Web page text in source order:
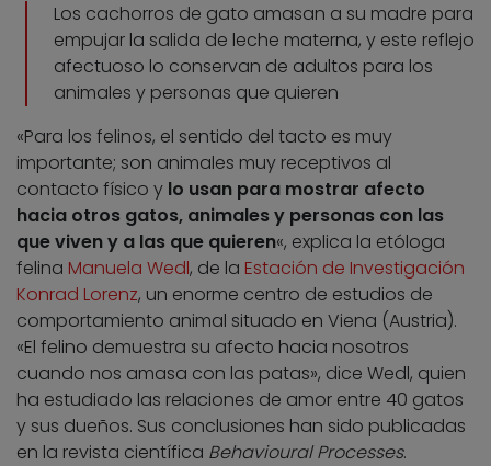
Los cachorros de gato amasan a su madre para
empujar la salida de leche materna, y este reflejo
afectuoso lo conservan de adultos para los
animales y personas que quieren
«Para los felinos, el sentido del tacto es muy
importante; son animales muy receptivos al
contacto físico y lo usan para mostrar afecto
hacia otros gatos, animales y personas con las
que viven y a las que quieren«, explica la etóloga
felina Manuela Wedl, de la Estación de Investigación
Konrad Lorenz, un enorme centro de estudios de
comportamiento animal situado en Viena (Austria).
«El felino demuestra su afecto hacia nosotros
cuando nos amasa con las patas», dice Wedl, quien
ha estudiado las relaciones de amor entre 40 gatos
y sus dueños. Sus conclusiones han sido publicadas
en la revista científica Behavioural Processes.